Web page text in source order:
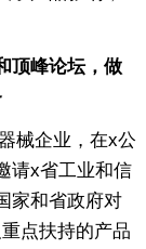
峰论坛，做
械企业，在x公
请x省工业和信
家和省政府对
点扶持的产品